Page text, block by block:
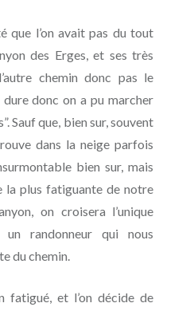
que l’on avait pas du tout
des Erges, et ses très
chemin donc pas le
donc on a pu marcher
Sauf que, bien sur, souvent
dans la neige parfois
bien sur, mais
la plus fatiguante de notre
on croisera l’unique
randonneur qui nous
du chemin.
fatigué, et l’on décide de